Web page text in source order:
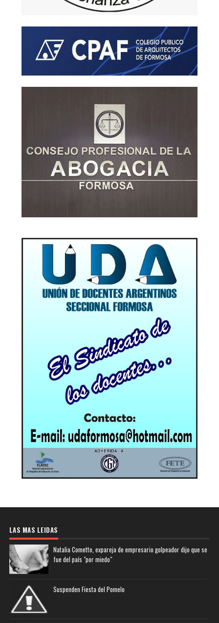
LAS MAS LEIDAS
Natalia Cometto, expareja de empresario golpeador dijo que se
fue del país "por miedo"
Suspenden Fiesta del Pomelo